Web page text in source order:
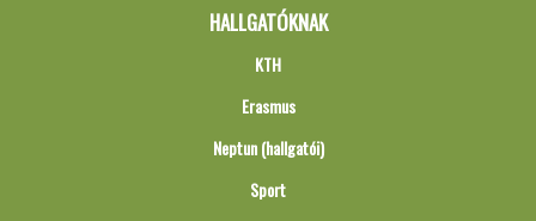
HALLGATÓKNAK
KTH
Erasmus
Neptun (hallgatói)
Sport